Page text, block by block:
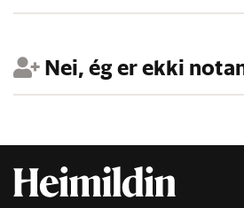
Nei, ég er ekki